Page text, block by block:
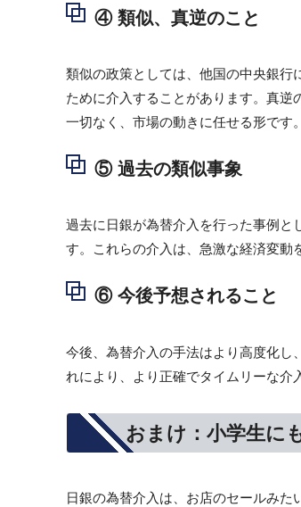
④ 類似、真逆のこと
類似の政策としては、他国の中央銀行
ために介入することがあります。真
一切なく、市場の動きに任せる形です。
⑤ 過去の類似事象
過去に日銀が為替介入を行った事例と
す。これらの介入は、急激な経済変動
⑥ 今後予想されること
今後、為替介入の手法はより高度化し
れにより、より正確でタイムリーな介
おまけ：小学生に
日銀の為替介入は、お店のセールみ